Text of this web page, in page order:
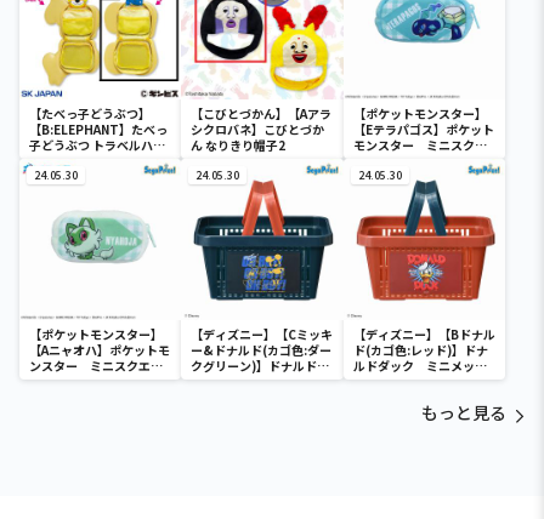
【たべっ子どうぶつ】
【B:ELEPHANT】たべっ
子どうぶつ トラベルハン
ガー
【こびとづかん】【Aアラ
シクロバネ】こびとづか
ん なりきり帽子2
【ポケットモンスター】
【Eテラパゴス】ポケット
モンスター ミニスクエ
24.05.30
【ポケットモンスター】
【Aニャオハ】ポケットモ
ンスター ミニスクエア
ポーチ
24.05.30
【ディズニー】【Cミッキ
ー&ドナルド(カゴ色:ダー
クグリーン)】ドナルドダ
ック ミニメッシュカゴ
24.05.30
【ディズニー】【Bドナル
ド(カゴ色:レッド)】ドナ
ルドダック ミニメッシ
ュカゴ
もっと見る